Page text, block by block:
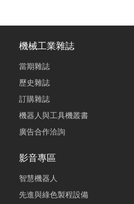
機械工業雜誌
當期雜誌
歷史雜誌
訂購雜誌
機器人與工具機叢書
廣告合作洽詢
影音專區
智慧機器人
先進與綠色製程設備